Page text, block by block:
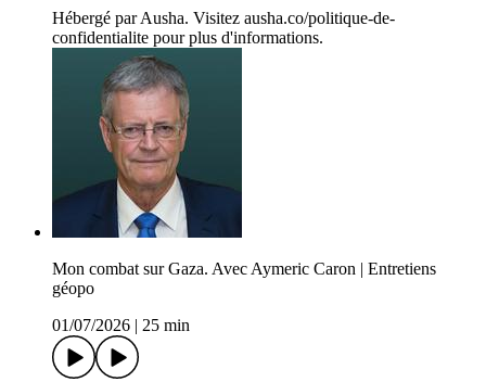
Hébergé par Ausha. Visitez ausha.co/politique-de-
confidentialite pour plus d'informations.
Mon combat sur Gaza. Avec Aymeric Caron | Entretiens
géopo
01/07/2026
25 min